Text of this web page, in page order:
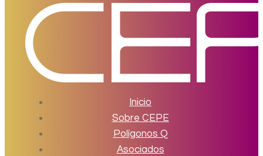
Inicio
Sobre CEPE
Polígonos Q
Asociados